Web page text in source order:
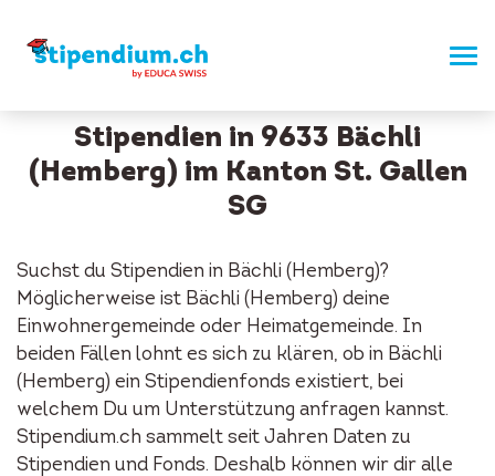
Stipendien in 9633 Bächli
(Hemberg) im Kanton St. Gallen
SG
Suchst du Stipendien in Bächli (Hemberg)?
Möglicherweise ist Bächli (Hemberg) deine
Einwohnergemeinde oder Heimatgemeinde. In
beiden Fällen lohnt es sich zu klären, ob in Bächli
(Hemberg) ein Stipendienfonds existiert, bei
welchem Du um Unterstützung anfragen kannst.
Stipendium.ch sammelt seit Jahren Daten zu
Stipendien und Fonds. Deshalb können wir dir alle